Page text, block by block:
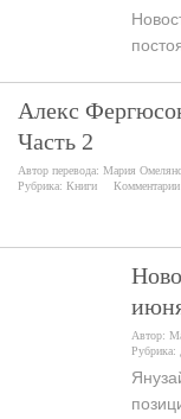
Алекс
Часть 2
Автор перевода: Мария
Рубрика: Книги Комментарии
Автор:
Рубрика: